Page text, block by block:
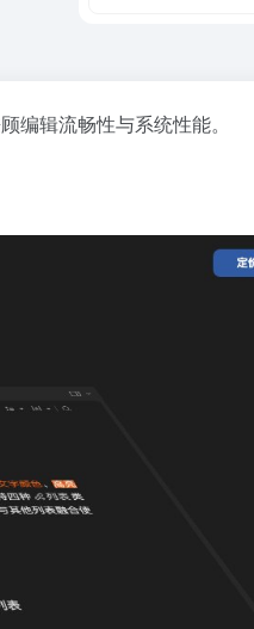
编辑流畅性与系统性能。